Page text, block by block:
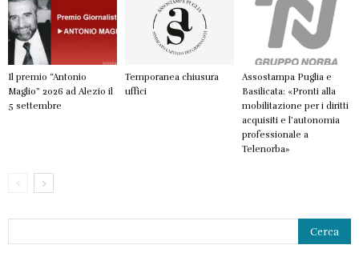
Il premio “Antonio
Maglio” 2026 ad Alezio il
5 settembre
Temporanea chiusura
uffici
Assostampa Puglia e
Basilicata: «Pronti alla
mobilitazione per i diritti
acquisiti e l’autonomia
professionale a
Telenorba»